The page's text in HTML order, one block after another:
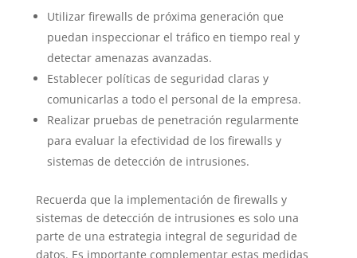
Utilizar firewalls de próxima generación que
puedan inspeccionar el tráfico en tiempo real y
detectar amenazas avanzadas.
Establecer políticas de seguridad claras y
comunicarlas a todo el personal de la empresa.
Realizar pruebas de penetración regularmente
para evaluar la efectividad de los firewalls y
sistemas de detección de intrusiones.
Recuerda que la implementación de firewalls y
sistemas de detección de intrusiones es solo una
parte de una estrategia integral de seguridad de
datos. Es importante complementar estas medidas